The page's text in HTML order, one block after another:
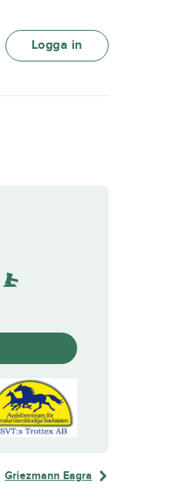
Logga in
Griezmann Eagra